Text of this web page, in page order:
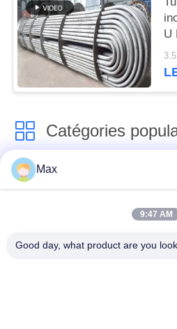
U
Catégories
Tuyau d'alliage de
tuyau d'acier
Max
9:47 AM
Good day, what product are you